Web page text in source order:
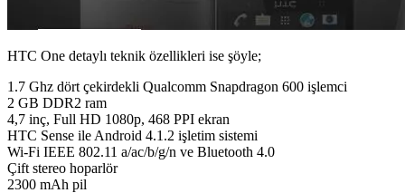
HTC One detaylı teknik özellikleri ise şöyle;
1.7 Ghz dört çekirdekli Qualcomm Snapdragon 600 işlemci
2 GB DDR2 ram
4,7 inç, Full HD 1080p, 468 PPI ekran
HTC Sense ile Android 4.1.2 işletim sistemi
Wi-Fi IEEE 802.11 a/ac/b/g/n ve Bluetooth 4.0
Çift stereo hoparlör
2300 mAh pil